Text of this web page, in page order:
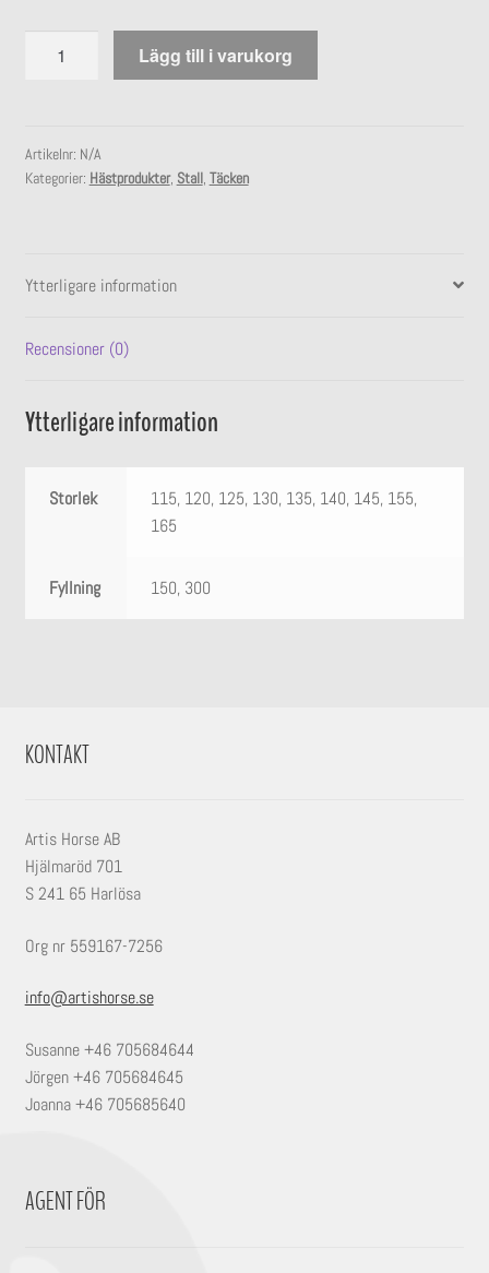
150g-
300g
Lägg till i varukorg
Artikelnr: N/A
Kategorier: Hästprodukter, Stall, Täcken
Ytterligare information
Recensioner (0)
Ytterligare information
Storlek
115, 120, 125, 130, 135, 140, 145, 155,
165
Fyllning 150, 300
KONTAKT
Artis Horse AB
Hjälmaröd 701
S 241 65 Harlösa
Org nr 559167-7256
info@artishorse.se
Susanne +46 705684644
Jörgen +46 705684645
Joanna +46 705685640
AGENT FÖR